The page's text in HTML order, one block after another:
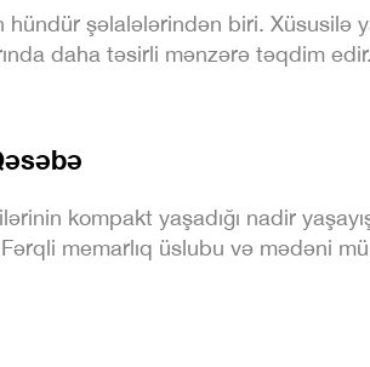
hündür şəlalələrindən biri. Xüsusilə
daha təsirli mənzərə təqdim edir.
kompakt yaşadığı nadir
memarlıq üslubu və mədəni